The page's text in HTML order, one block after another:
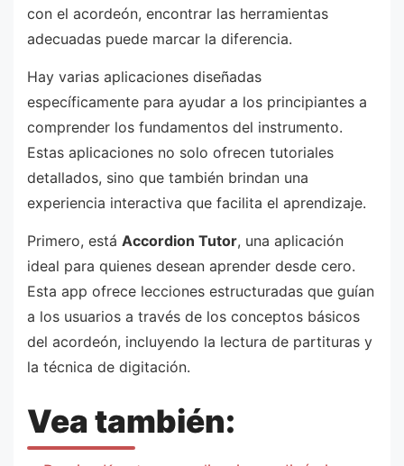
con el acordeón, encontrar las herramientas
adecuadas puede marcar la diferencia.
Hay varias aplicaciones diseñadas
específicamente para ayudar a los principiantes a
comprender los fundamentos del instrumento.
Estas aplicaciones no solo ofrecen tutoriales
detallados, sino que también brindan una
experiencia interactiva que facilita el aprendizaje.
Primero, está Accordion Tutor, una aplicación
ideal para quienes desean aprender desde cero.
Esta app ofrece lecciones estructuradas que guían
a los usuarios a través de los conceptos básicos
del acordeón, incluyendo la lectura de partituras y
la técnica de digitación.
Vea también: